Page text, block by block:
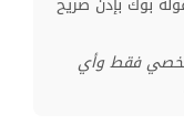
فقط وأي